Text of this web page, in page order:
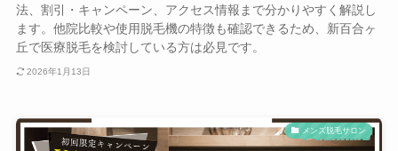
法、割引・キャンペーン、アクセス情報まで分かりやすく解説し
ます。他院比較や使用脱毛機の特徴も確認できるため、新百合ヶ
丘で医療脱毛を検討している方は必見です。
2026年1月13日
メンズ脱毛サロン